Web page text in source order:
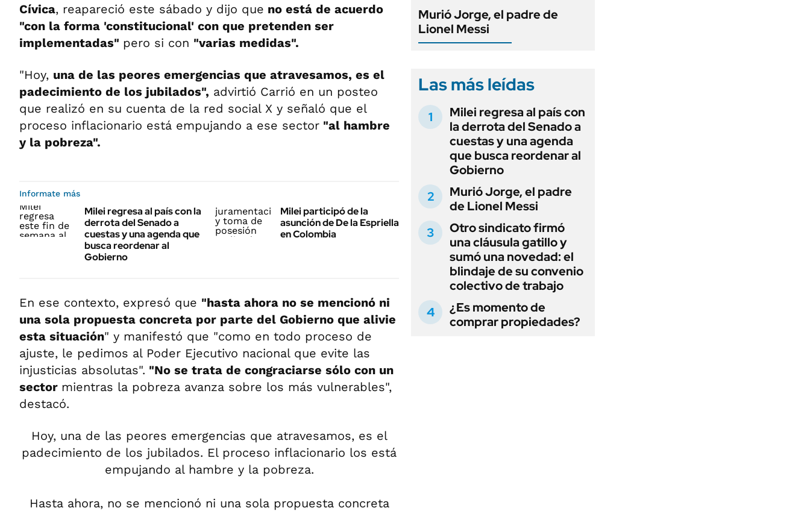
Cívica, reapareció este sábado y dijo que no está de acuerdo
"con la forma 'constitucional' con que pretenden ser
implementadas" pero si con "varias medidas".
"Hoy, una de las peores emergencias que atravesamos, es el
padecimiento de los jubilados", advirtió Carrió en un posteo
que realizó en su cuenta de la red social X y señaló que el
proceso inflacionario está empujando a ese sector "al hambre
y la pobreza".
Informate más
Milei regresa al país con la
derrota del Senado a
cuestas y una agenda que
busca reordenar al
Gobierno
Milei participó de la
asunción de De la Espriella
en Colombia
En ese contexto, expresó que "hasta ahora no se mencionó ni
una sola propuesta concreta por parte del Gobierno que alivie
esta situación" y manifestó que "como en todo proceso de
ajuste, le pedimos al Poder Ejecutivo nacional que evite las
injusticias absolutas". "No se trata de congraciarse sólo con un
sector mientras la pobreza avanza sobre los más vulnerables",
destacó.
Hoy, una de las peores emergencias que atravesamos, es el
padecimiento de los jubilados. El proceso inflacionario los está
empujando al hambre y la pobreza.
Hasta ahora, no se mencionó ni una sola propuesta concreta
Murió Jorge, el padre de
Lionel Messi
Las más leídas
Milei regresa al país con
la derrota del Senado a
cuestas y una agenda
que busca reordenar al
Gobierno
Murió Jorge, el padre
de Lionel Messi
Otro sindicato firmó
una cláusula gatillo y
sumó una novedad: el
blindaje de su convenio
colectivo de trabajo
¿Es momento de
comprar propiedades?